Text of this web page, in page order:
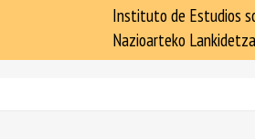
Instituto de Estudios
Nazioarteko